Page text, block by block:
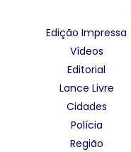
Edição Impressa
Vídeos
Editorial
Lance Livre
Cidades
Polícia
Região